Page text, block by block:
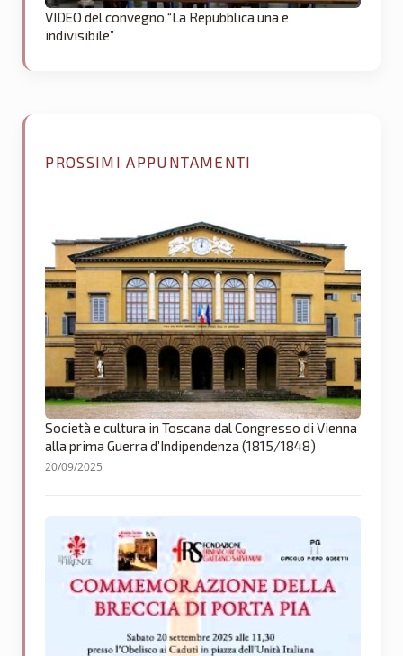
VIDEO del convegno “La Repubblica una e
indivisibile”
PROSSIMI APPUNTAMENTI
Società e cultura in Toscana dal Congresso di Vienna
alla prima Guerra d’Indipendenza (1815/1848)
20/09/2025